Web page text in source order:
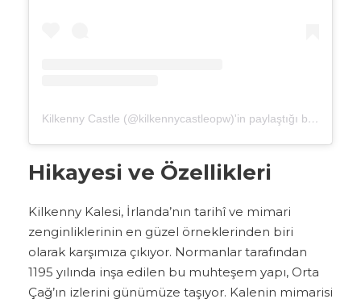
Kilkenny Castle (@kilkennycastleopw)'in paylaştığı bir gönderi
Hikayesi ve Özellikleri
Kilkenny Kalesi, İrlanda’nın tarihî ve mimari
zenginliklerinin en güzel örneklerinden biri
olarak karşımıza çıkıyor. Normanlar tarafından
1195 yılında inşa edilen bu muhteşem yapı, Orta
Çağ’ın izlerini günümüze taşıyor. Kalenin mimarisi